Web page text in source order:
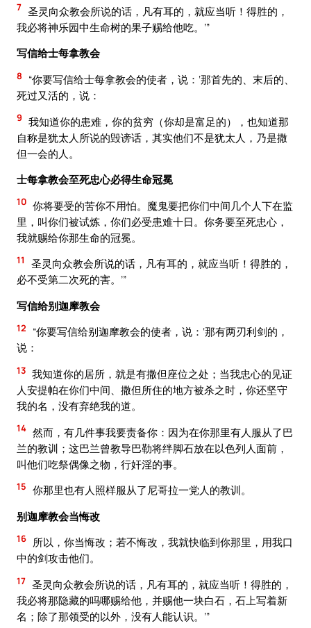
7 圣灵向众教会所说的话，凡有耳的，就应当听！得胜的，
我必将神乐园中生命树的果子赐给他吃。’”
写信给士每拿教会
8
“你要写信给士每拿教会的使者，说：‘那首先的、末后的、
死过又活的，说：
9 我知道你的患难，你的贫穷（你却是富足的），也知道那
自称是犹太人所说的毁谤话，其实他们不是犹太人，乃是撒
但一会的人。
士每拿教会至死忠心必得生命冠冕
10 你将要受的苦你不用怕。魔鬼要把你们中间几个人下在监
里，叫你们被试炼，你们必受患难十日。你务要至死忠心，
我就赐给你那生命的冠冕。
11
圣灵向众教会所说的话，凡有耳的，就应当听！得胜的，
必不受第二次死的害。’”
写信给别迦摩教会
12
“你要写信给别迦摩教会的使者，说：‘那有两刃利剑的，
说：
13 我知道你的居所，就是有撒但座位之处；当我忠心的见证
人安提帕在你们中间、撒但所住的地方被杀之时，你还坚守
我的名，没有弃绝我的道。
14 然而，有几件事我要责备你：因为在你那里有人服从了巴
兰的教训；这巴兰曾教导巴勒将绊脚石放在以色列人面前，
叫他们吃祭偶像之物，行奸淫的事。
15 你那里也有人照样服从了尼哥拉一党人的教训。
别迦摩教会当悔改
16 所以，你当悔改；若不悔改，我就快临到你那里，用我口
中的剑攻击他们。
17 圣灵向众教会所说的话，凡有耳的，就应当听！得胜的，
我必将那隐藏的吗哪赐给他，并赐他一块白石，石上写着新
名；除了那领受的以外，没有人能认识。’”